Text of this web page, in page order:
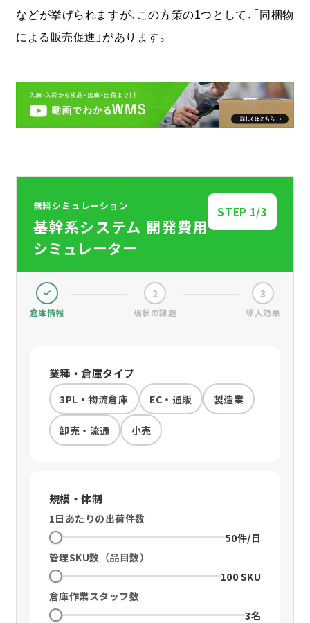
などが挙げられますが、この方策の1つとして、「同梱物
による販売促進」があります。
無料シミュレーション
基幹系システム 開発費用
シミュレーター
STEP 1/3
倉庫情報
2
現状の課題
3
導入効果
業種・倉庫タイプ
3PL・物流倉庫 EC・通販 製造業
卸売・流通 小売
規模・体制
1日あたりの出荷件数
50件/日
管理SKU数（品目数）
100 SKU
倉庫作業スタッフ数
3名